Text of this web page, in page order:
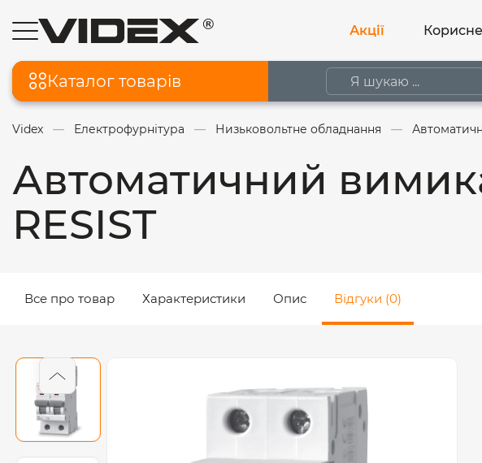
Акції Корисне
Каталог товарів
Videx Електрофурнітура Низьковольтне обладнання
Автоматичний
RESIST
Все про товар Характеристики Опис Відгуки (0)